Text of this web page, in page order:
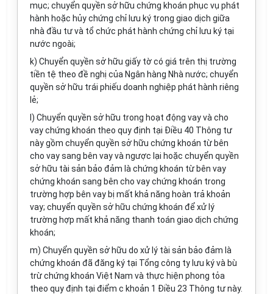
mục; chuyển quyền sở hữu chứng khoán phục vụ phát
hành hoặc hủy chứng chỉ lưu ký trong giao dịch giữa
nhà đầu tư và tổ chức phát hành chứng chỉ lưu ký tại
nước ngoài;
k) Chuyển quyền sở hữu giấy tờ có giá trên thị trường
tiền tệ theo đề nghị của Ngân hàng Nhà nước; chuyển
quyền sở hữu trái phiếu doanh nghiệp phát hành riêng
lẻ;
l) Chuyển quyền sở hữu trong hoạt động vay và cho
vay chứng khoán theo quy định tại Điều 40 Thông tư
này gồm chuyển quyền sở hữu chứng khoán từ bên
cho vay sang bên vay và ngược lại hoặc chuyển quyền
sở hữu tài sản bảo đảm là chứng khoán từ bên vay
chứng khoán sang bên cho vay chứng khoán trong
trường hợp bên vay bị mất khả năng hoàn trả khoản
vay; chuyển quyền sở hữu chứng khoán để xử lý
trường hợp mất khả năng thanh toán giao dịch chứng
khoán;
m) Chuyển quyền sở hữu do xử lý tài sản bảo đảm là
chứng khoán đã đăng ký tại Tổng công ty lưu ký và bù
trừ chứng khoán Việt Nam và thực hiện phong tỏa
theo quy định tại điểm c khoản 1 Điều 23 Thông tư này.